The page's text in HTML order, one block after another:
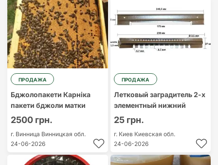
ПРОДАЖА
Бджолопакети Карніка
пакети бджоли матки
2500 грн.
г. Винница Винницкая обл.
24-06-2026
ПРОДАЖА
Летковый заградитель 2-х
элементный нижний
25 грн.
г. Киев Киевская обл.
24-06-2026